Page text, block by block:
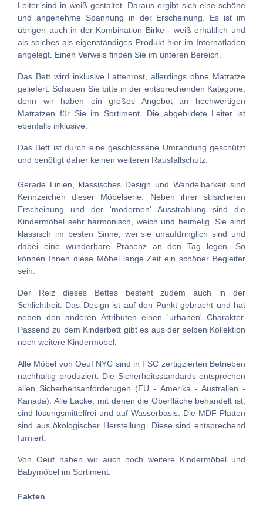
Leiter sind in weiß gestaltet. Daraus ergibt sich eine schöne
und angenehme Spannung in der Erscheinung. Es ist im
übrigen auch in der Kombination Birke - weiß erhältlich und
als solches als eigenständiges Produkt hier im Internatladen
angelegt. Einen Verweis finden Sie im unteren Bereich.
Das Bett wird inklusive Lattenrost, allerdings ohne Matratze
geliefert. Schauen Sie bitte in der entsprechenden Kategorie,
denn wir haben ein großes Angebot an hochwertigen
Matratzen für Sie im Sortiment. Die abgebildete Leiter ist
ebenfalls inklusive.
Das Bett ist durch eine geschlossene Umrandung geschützt
und benötigt daher keinen weiteren Rausfallschutz.
Gerade Linien, klassisches Design und Wandelbarkeit sind
Kennzeichen dieser Möbelserie. Neben ihrer stilsicheren
Erscheinung und der 'modernen' Ausstrahlung sind die
Kindermöbel sehr harmonisch, weich und heimelig. Sie sind
klassisch im besten Sinne, wei sie unaufdringlich sind und
dabei eine wunderbare Präsenz an den Tag legen. So
können Ihnen diese Möbel lange Zeit ein schöner Begleiter
sein.
Der Reiz dieses Bettes besteht zudem auch in der
Schlichtheit. Das Design ist auf den Punkt gebracht und hat
neben den anderen Attributen einen 'urbanen' Charakter.
Passend zu dem Kinderbett gibt es aus der selben Kollektion
noch weitere Kindermöbel.
Alle Möbel von Oeuf NYC sind in FSC zertigzierten Betrieben
nachhaltig produziert. Die Sicherheitsstandards entsprechen
allen Sicherheitsanforderugen (EU - Amerika - Australien -
Kanada). Alle Lacke, mit denen die Oberfläche behandelt ist,
sind lösungsmittelfrei und auf Wasserbasis. Die MDF Platten
sind aus ökologischer Herstellung. Diese sind entsprechend
furniert.
Von Oeuf haben wir auch noch weitere Kindermöbel und
Babymöbel im Sortiment.
Fakten